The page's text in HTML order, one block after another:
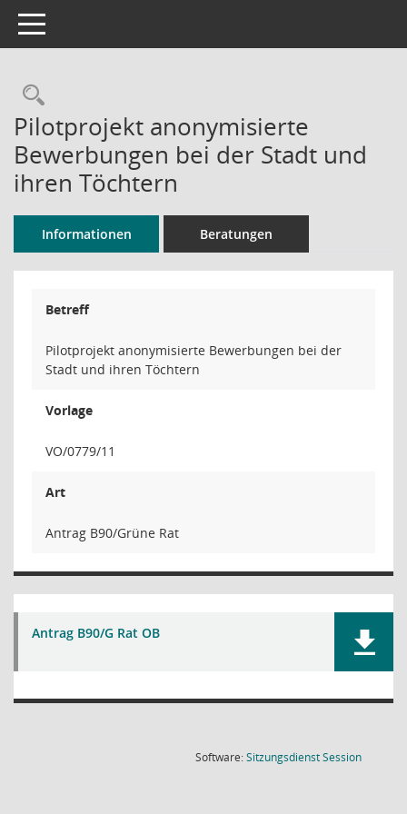
Toggle navigation
Rechercheauswahl
Pilotprojekt anonymisierte
Bewerbungen bei der Stadt und
ihren Töchtern
Informationen Beratungen
Betreff
Pilotprojekt anonymisierte Bewerbungen bei der
Stadt und ihren Töchtern
Vorlage
VO/0779/11
Art
Antrag B90/Grüne Rat
Antrag B90/G Rat OB
Software:SitzungsdienstSession(Wird in